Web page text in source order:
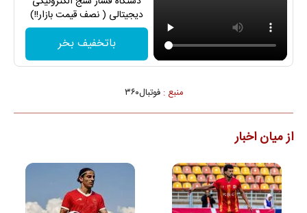
دیجیتالی ( نصف قیمت بازار!!)
باتخفیف بخر
منبع :فوتبال۳۶۰
از میان اخبار